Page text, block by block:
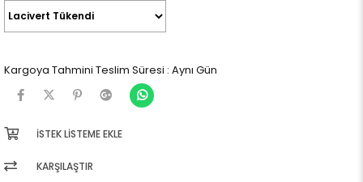
Kargoya Tahmini Teslim Süresi : Aynı Gün
İSTEK LISTEME EKLE
KARŞILAŞTIR